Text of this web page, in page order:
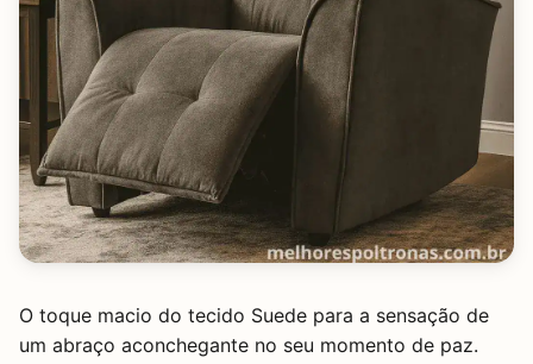
O toque macio do tecido Suede para a sensação de
um abraço aconchegante no seu momento de paz.